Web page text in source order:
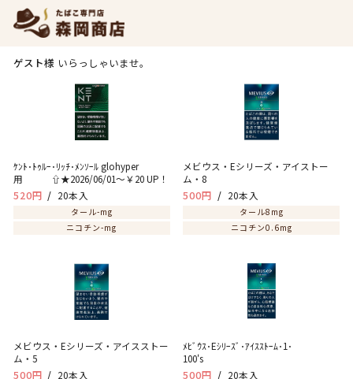
ゲスト様 いらっしゃいませ。
メンソールのたばこ
ｹﾝﾄ･ﾄｩﾙｰ･ﾘｯﾁ･ﾒﾝｿｰﾙ glohyper
用 ⇧★2026/06/01～￥20 UP！
520円 20本入
タール-mg
ニコチン-mg
メビウス・Eシリーズ・アイストー
ム・8
500円 20本入
タール8mg
ニコチン0.6mg
メビウス・Eシリーズ・アイスストー
ム・5
500円 20本入
ﾒﾋﾞｳｽ･Eｼﾘｰｽﾞ･ｱｲｽｽﾄｰﾑ･1･
100's
500円 20本入